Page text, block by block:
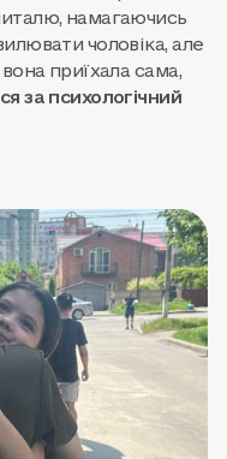
намагаючись
чоловіка, але
приїхала сама,
за психологічний